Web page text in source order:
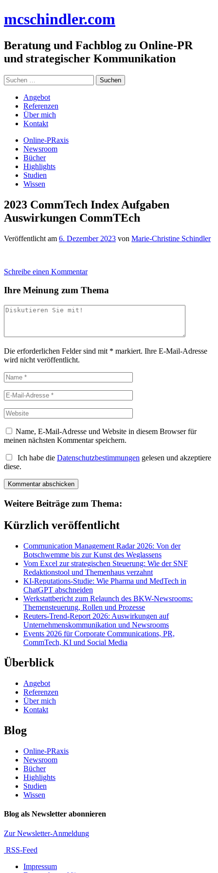
Inhalt
mcschindler.com
Beratung und Fachblog zu Online-PR
und strategischer Kommunikation
Suchen
nach:
Angebot
Referenzen
Über mich
Kontakt
Online-PRaxis
Newsroom
Bücher
Highlights
Studien
Wissen
2023 CommTech Index Aufgaben
Auswirkungen CommTEch
Veröffentlicht am 6. Dezember 2023 von Marie-Christine Schindler
Schreibe einen Kommentar
Ihre Meinung zum Thema
Die erforderlichen Felder sind mit * markiert. Ihre E-Mail-Adresse
wird nicht veröffentlicht.
Name, E-Mail-Adresse und Website in diesem Browser für
meinen nächsten Kommentar speichern.
Ich habe die Datenschutzbestimmungen gelesen und akzeptiere
diese.
Weitere Beiträge zum Thema:
Kürzlich veröffentlicht
Communication Management Radar 2026: Von der
Botschwemme bis zur Kunst des Weglassens
Vom Excel zur strategischen Steuerung: Wie der SNF
Redaktionstool und Themenhaus verzahnt
KI-Reputations-Studie: Wie Pharma und MedTech in
ChatGPT abschneiden
Werkstattbericht zum Relaunch des BKW-Newsrooms:
Themensteuerung, Rollen und Prozesse
Reuters-Trend-Report 2026: Auswirkungen auf
Unternehmenskommunikation und Newsrooms
Events 2026 für Corporate Communications, PR,
CommTech, KI und Social Media
Überblick
Angebot
Referenzen
Über mich
Kontakt
Blog
Online-PRaxis
Newsroom
Bücher
Highlights
Studien
Wissen
Blog als Newsletter abonnieren
Zur Newsletter-Anmeldung
RSS-Feed
Impressum